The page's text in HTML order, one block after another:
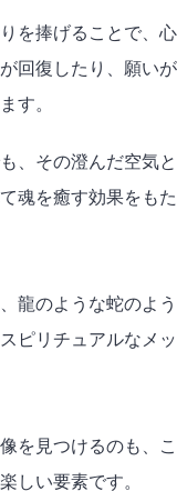
を捧げることで、心
回復したり、願いが
す。
、その澄んだ空気と
魂を癒す効果をもた
龍のような蛇のよう
ピリチュアルなメッ
を見つけるのも、こ
しい要素です。